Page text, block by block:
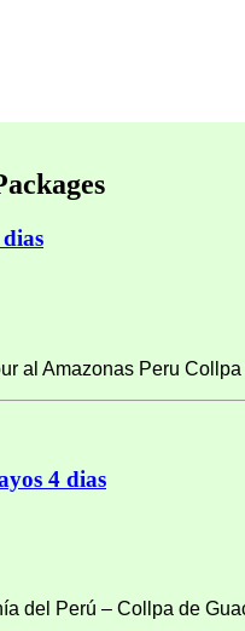
al Amazonas Peru
4 dias
del Perú – Collpa de